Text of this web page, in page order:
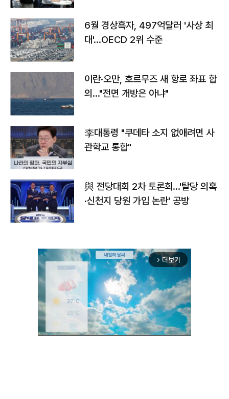
6월 경상흑자, 497억달러 '사상 최
대'…OECD 2위 수준
이란·오만, 호르무즈 새 항로 좌표 합
의…"전면 개방은 아냐"
李대통령 "쿠데타 소지 없애려면 사
관학교 통합"
與 전당대회 2차 토론회…'탈당 의혹
·신천지 당원 가입 논란' 공방
arrow_forward_ios 더보기